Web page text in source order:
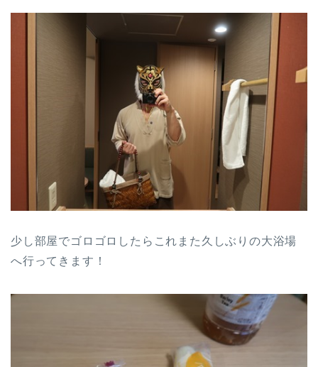
少し部屋でゴロゴロしたらこれまた久しぶりの大浴場
へ行ってきます！